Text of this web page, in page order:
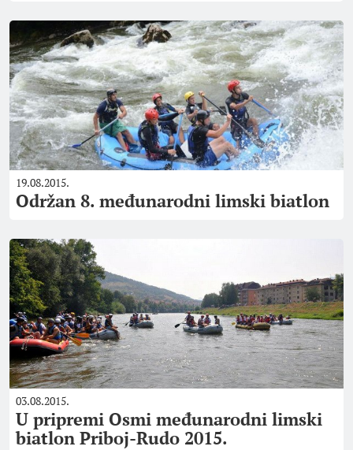
19.08.2015.
Održan 8. međunarodni limski biatlon
03.08.2015.
U pripremi Osmi međunarodni limski
biatlon Priboj-Rudo 2015.